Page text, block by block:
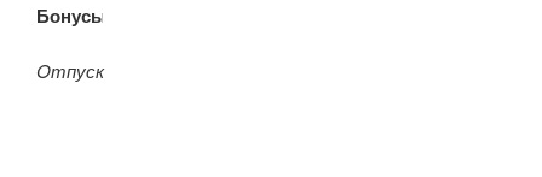
Бонусы:
Oтпуск